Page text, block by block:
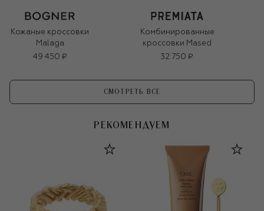
Кожаные кроссовки
Malaga
49 450 ₽
Комбинированные
кроссовки Mased
32 750 ₽
СМОТРЕТЬ ВСЕ
РЕКОМЕНДУЕМ